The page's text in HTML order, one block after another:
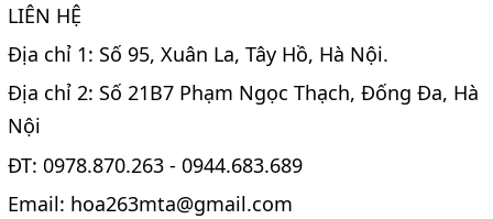
LIÊN HỆ
Địa chỉ 1: Số 95, Xuân La, Tây Hồ, Hà Nội.
Địa chỉ 2: Số 21B7 Phạm Ngọc Thạch, Đống Đa, Hà
Nội
ĐT: 0978.870.263 - 0944.683.689
Email: hoa263mta@gmail.com